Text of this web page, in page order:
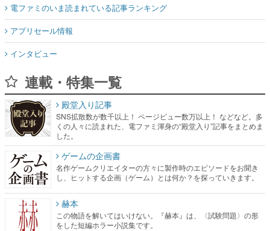
電ファミのいま読まれている記事ランキング
アプリセール情報
インタビュー
連載・特集一覧
殿堂入り記事
SNS拡散数が数千以上！ ページビュー数万以上！ などなど。多
くの人々に読まれた、電ファミ渾身の“殿堂入り”記事をまとめま
した。
ゲームの企画書
名作ゲームクリエイターの方々に製作時のエピソードをお聞き
し、ヒットする企画（ゲーム）とは何か？を探っていきます。
赫本
この物語を解いてはいけない。『赫本』は、〈試験問題〉の形
をした短編ホラー小説集です。